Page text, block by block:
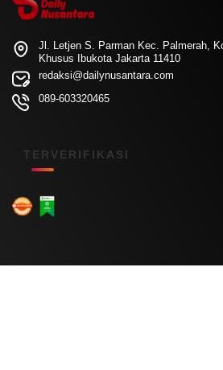
Jl. Letjen S. Parman Kec. Palmerah,
Khusus Ibukota Jakarta 11410
redaksi@dailynusantara.com
089-603320465
TERVERIFIKASI